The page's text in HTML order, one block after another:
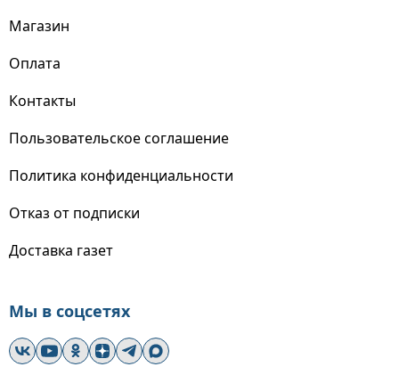
Магазин
Оплата
Контакты
Пользовательское соглашение
Политика конфиденциальности
Отказ от подписки
Доставка газет
Мы в соцсетях